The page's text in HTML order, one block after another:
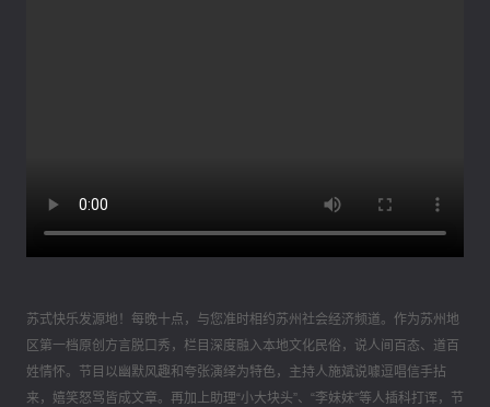
苏式快乐发源地！每晚十点，与您准时相约苏州社会经济频道。作为苏州地
区第一档原创方言脱口秀，栏目深度融入本地文化民俗，说人间百态、道百
姓情怀。节目以幽默风趣和夸张演绎为特色，主持人施斌说噱逗唱信手拈
来，嬉笑怒骂皆成文章。再加上助理“小大块头”、“李妹妹”等人插科打诨，节